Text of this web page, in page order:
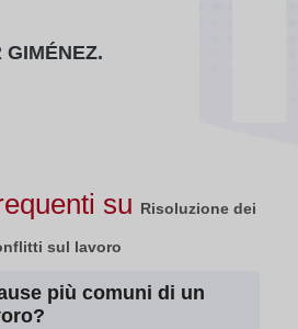
GIMÉNEZ.
su Risoluzione dei
sul lavoro
più comuni di un